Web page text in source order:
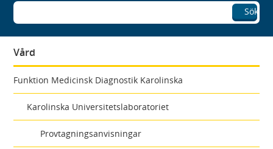
Sök
Vård
Funktion Medicinsk Diagnostik Karolinska
Karolinska Universitetslaboratoriet
Provtagningsanvisningar